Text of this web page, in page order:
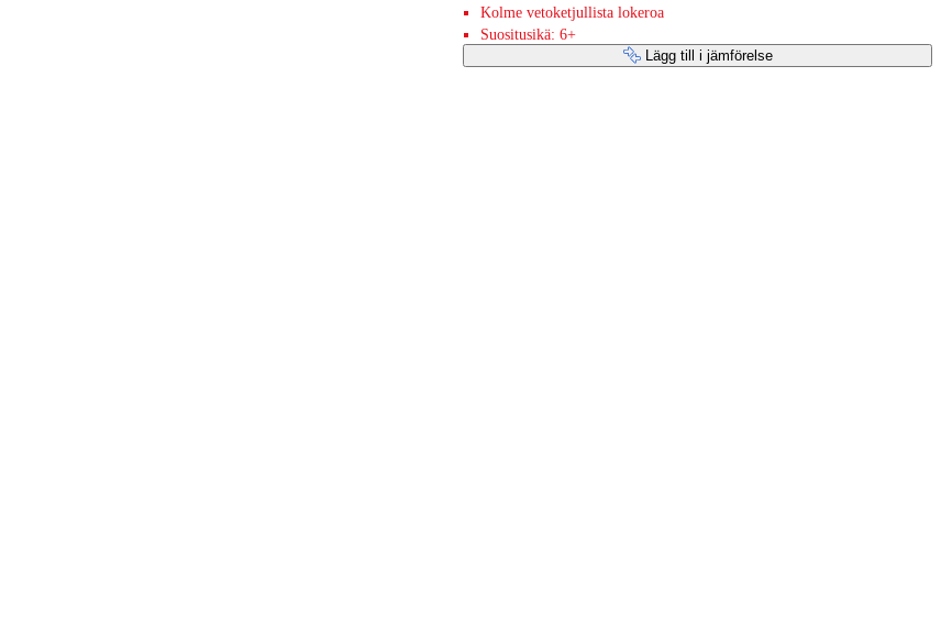
Kolme vetoketjullista lokeroa
Suositusikä: 6+
Lägg till i jämförelse